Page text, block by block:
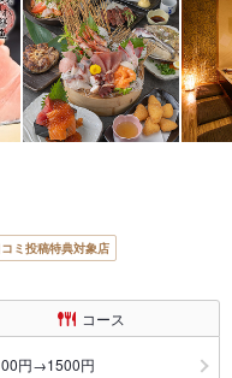
ミ投稿特典対象店
コース
円→1500円